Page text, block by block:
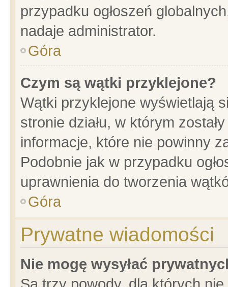
przypadku ogłoszeń
nadaje administrator.
Góra
Czym są wątki przyklejone?
Wątki przyklejone wyświetlają
stronie działu, w którym
informacje, które nie powinny
Podobnie jak w przypadku
uprawnienia do tworzenia
Góra
Prywatne wiadomości
Nie mogę wysyłać